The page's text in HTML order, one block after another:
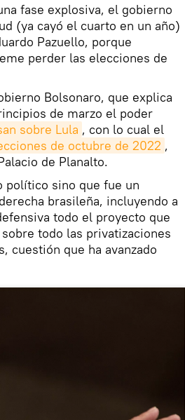
fase explosiva, el gobierno
(ya cayó el cuarto en un año)
Pazuello, porque
perder las elecciones de
Bolsonaro, que explica
de marzo el poder
sobre Lula , con lo cual el
de octubre de 2022 ,
de Planalto.
político sino que fue un
brasileña, incluyendo a
todo el proyecto que
todo las privatizaciones
cuestión que ha avanzado